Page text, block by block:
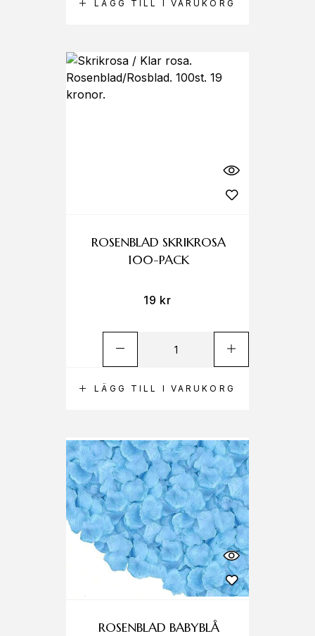
LÄGG TILL I VARUKORG
LÄGG TILL I VARUKORG
ROSENBLAD SKRIKROSA
100-PACK
19 kr
ROSENBLAD BABYBLÅ